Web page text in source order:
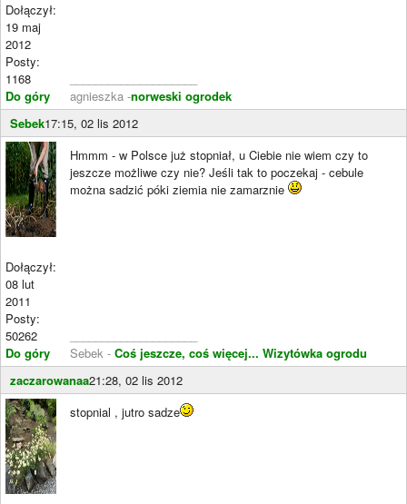
Dołączył:
19 maj
2012
Posty:
1168
Do góry
agnieszka -norweski ogrodek
Sebek17:15, 02 lis 2012
Dołączył:
08 lut
2011
Posty:
50262
Do góry
Hmmm - w Polsce już stopniał, u Ciebie nie wiem czy to
jeszcze możliwe czy nie? Jeśli tak to poczekaj - cebule
można sadzić póki ziemia nie zamarznie
Sebek - Coś jeszcze, coś więcej... Wizytówka ogrodu
zaczarowanaa21:28, 02 lis 2012
stopnial , jutro sadze